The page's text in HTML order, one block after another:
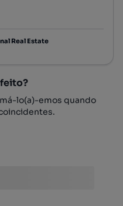
Real Estate
lo(a)-emos quando